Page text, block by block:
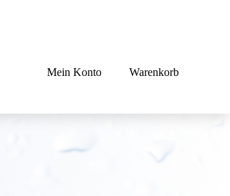
Mein Konto Warenkorb